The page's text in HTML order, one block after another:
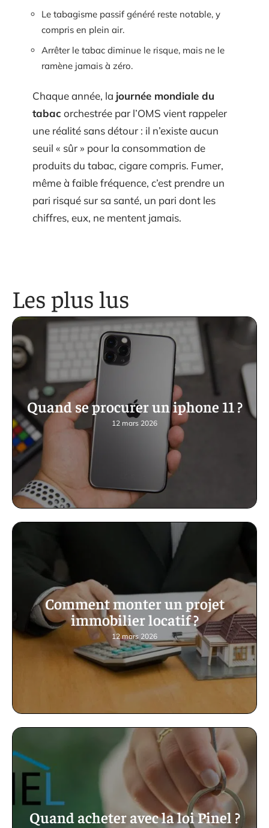
Le tabagisme passif généré reste notable, y
compris en plein air.
Arrêter le tabac diminue le risque, mais ne le
ramène jamais à zéro.
Chaque année, la journée mondiale du
tabac orchestrée par l’OMS vient rappeler
une réalité sans détour : il n’existe aucun
seuil « sûr » pour la consommation de
produits du tabac, cigare compris. Fumer,
même à faible fréquence, c’est prendre un
pari risqué sur sa santé, un pari dont les
chiffres, eux, ne mentent jamais.
Les plus lus
Quand se procurer un iphone 11 ?
12 mars 2026
Comment monter un projet
immobilier locatif ?
12 mars 2026
Quand acheter avec la loi Pinel ?